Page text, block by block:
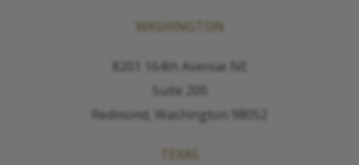
WASHINGTON
8201 164th Avenue NE
Suite 200
Redmond, Washington 98052
TEXAS